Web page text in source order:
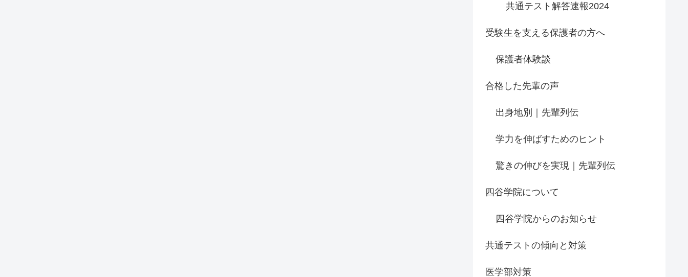
共通テスト解答速報2024
受験生を支える保護者の方へ
保護者体験談
合格した先輩の声
出身地別｜先輩列伝
学力を伸ばすためのヒント
驚きの伸びを実現｜先輩列伝
四谷学院について
四谷学院からのお知らせ
共通テストの傾向と対策
医学部対策